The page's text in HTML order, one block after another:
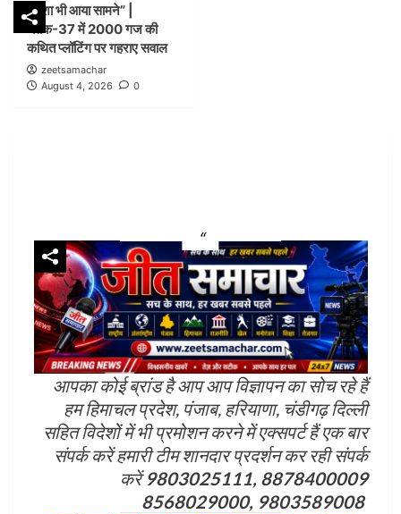
4
FLASH
डम्मी निगम सदन लगाकर भाजपा का निगम प्रशासन पर हमला,
भेदभाव और भ्रष्टाचार के लगाए आरोप
नक्शा भी आया सामने” |
ब्लॉक-37 में 2000 गज की
कथित प्लॉटिंग पर गहराए सवाल
zeetsamachar
August 4, 2026
0
आपका कोई ब्रांड है आप आप विज्ञापन का सोच रहे हैं
हम हिमाचल प्रदेश, पंजाब, हरियाणा, चंडीगढ़ दिल्ली
सहित विदेशों में भी प्रमोशन करने में एक्सपर्ट हैं एक बार
संपर्क करें हमारी टीम शानदार प्रदर्शन कर रही संपर्क
करें9803025111, 8878400009
8568029000, 9803589008